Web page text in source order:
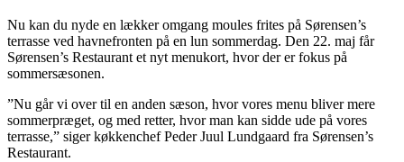
Nu kan du nyde en lækker omgang moules frites på Sørensen’s
terrasse ved havnefronten på en lun sommerdag. Den 22. maj får
Sørensen’s Restaurant et nyt menukort, hvor der er fokus på
sommersæsonen.
”Nu går vi over til en anden sæson, hvor vores menu bliver mere
sommerpræget, og med retter, hvor man kan sidde ude på vores
terrasse,” siger køkkenchef Peder Juul Lundgaard fra Sørensen’s
Restaurant.